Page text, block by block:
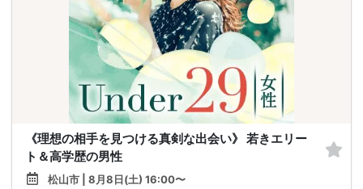
《理想の相手を見つける真剣な出会い》 若きエリー
ト＆高学歴の男性
松山市 | 8月8日(土) 16:00〜